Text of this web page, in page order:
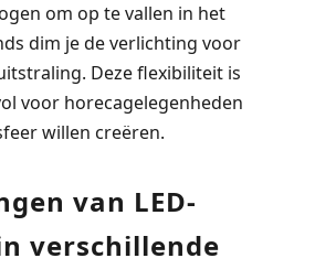
om op te vallen in het
dim je de verlichting voor
Deze flexibiliteit is
voor horecagelegenheden
willen creëren.
van LED-
verschillende